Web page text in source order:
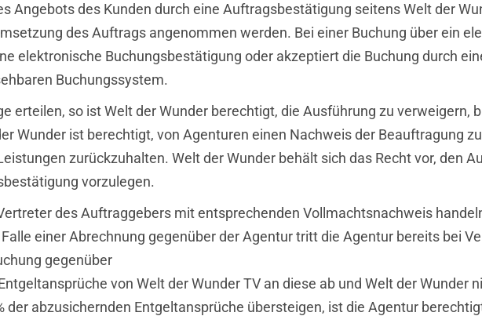
Angebots des Kunden durch eine Auftragsbestätigung seitens Welt der
des Auftrags angenommen werden. Bei einer Buchung über ein
elektronische Buchungsbestätigung oder akzeptiert die Buchung durch
Buchungssystem.
erteilen, so ist Welt der Wunder berechtigt, die Ausführung zu verweigern,
Wunder ist berechtigt, von Agenturen einen Nachweis der Beauftragung
zurückzuhalten. Welt der Wunder behält sich das Recht vor, den
vorzulegen.
des Auftraggebers mit entsprechenden Vollmachtsnachweis
einer Abrechnung gegenüber der Agentur tritt die Agentur bereits bei
gegenüber
von Welt der Wunder TV an diese ab und Welt der Wunder
abzusichernden Entgeltansprüche übersteigen, ist die Agentur